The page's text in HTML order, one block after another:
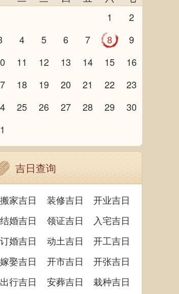
1
2
4 5 6 7 8
9
11 12 13 14 15
16
18 19 20 21 22
23
25 26 27 28 29
30
吉日查询
搬家吉日 装修吉日
开业吉日
结婚吉日
领证吉日
入宅吉日
订婚吉日
动土吉日
开工吉日
嫁娶吉日
开市吉日
开张吉日
出行吉日
安葬吉日
栽种吉日